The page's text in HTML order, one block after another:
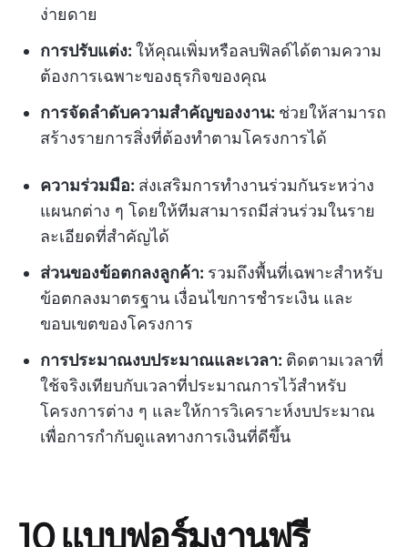
ง่ายดาย
การปรับแต่ง: ให้คุณเพิ่มหรือลบฟิลด์ได้ตามความ
ต้องการเฉพาะของธุรกิจของคุณ
การจัดลำดับความสำคัญของงาน: ช่วยให้สามารถ
สร้างรายการสิ่งที่ต้องทำตามโครงการได้
ความร่วมมือ: ส่งเสริมการทำงานร่วมกันระหว่าง
แผนกต่าง ๆ โดยให้ทีมสามารถมีส่วนร่วมในราย
ละเอียดที่สำคัญได้
ส่วนของข้อตกลงลูกค้า: รวมถึงพื้นที่เฉพาะสำหรับ
ข้อตกลงมาตรฐาน เงื่อนไขการชำระเงิน และ
ขอบเขตของโครงการ
การประมาณงบประมาณและเวลา: ติดตามเวลาที่
ใช้จริงเทียบกับเวลาที่ประมาณการไว้สำหรับ
โครงการต่าง ๆ และให้การวิเคราะห์งบประมาณ
เพื่อการกำกับดูแลทางการเงินที่ดีขึ้น
10 แบบฟอร์มงานฟรี